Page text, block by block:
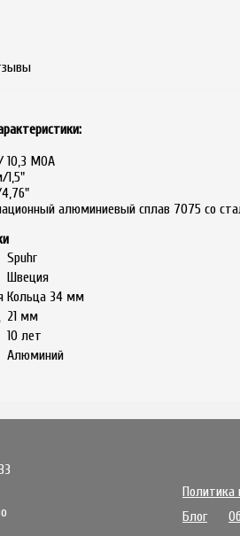
10,3 MOA
1,5"
алюминиевый сплав 7075 со
Spuhr
Швеция
Кольца 34 мм
21 мм
10 лет
Алюминий
Политика
Блог